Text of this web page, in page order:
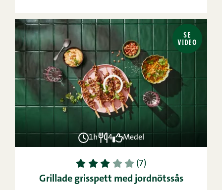
SE
VIDEO
1h 4 Medel
1 2 3 4 5 (7)
Grillade grisspett med jordnötssås